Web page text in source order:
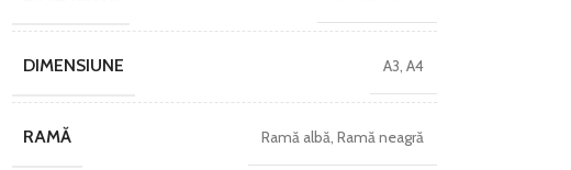
DIMENSIUNE A3 A4
RAMĂ Ramă albă Ramă neagră